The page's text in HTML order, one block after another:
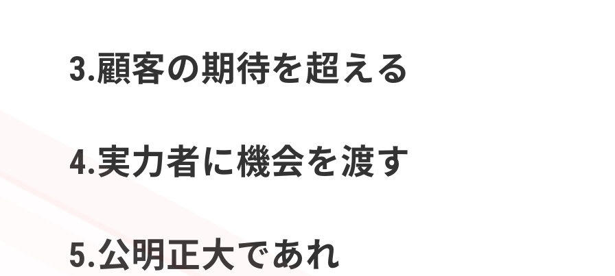
3.顧客の期待を超える
4.実力者に機会を渡す
5.公明正大であれ